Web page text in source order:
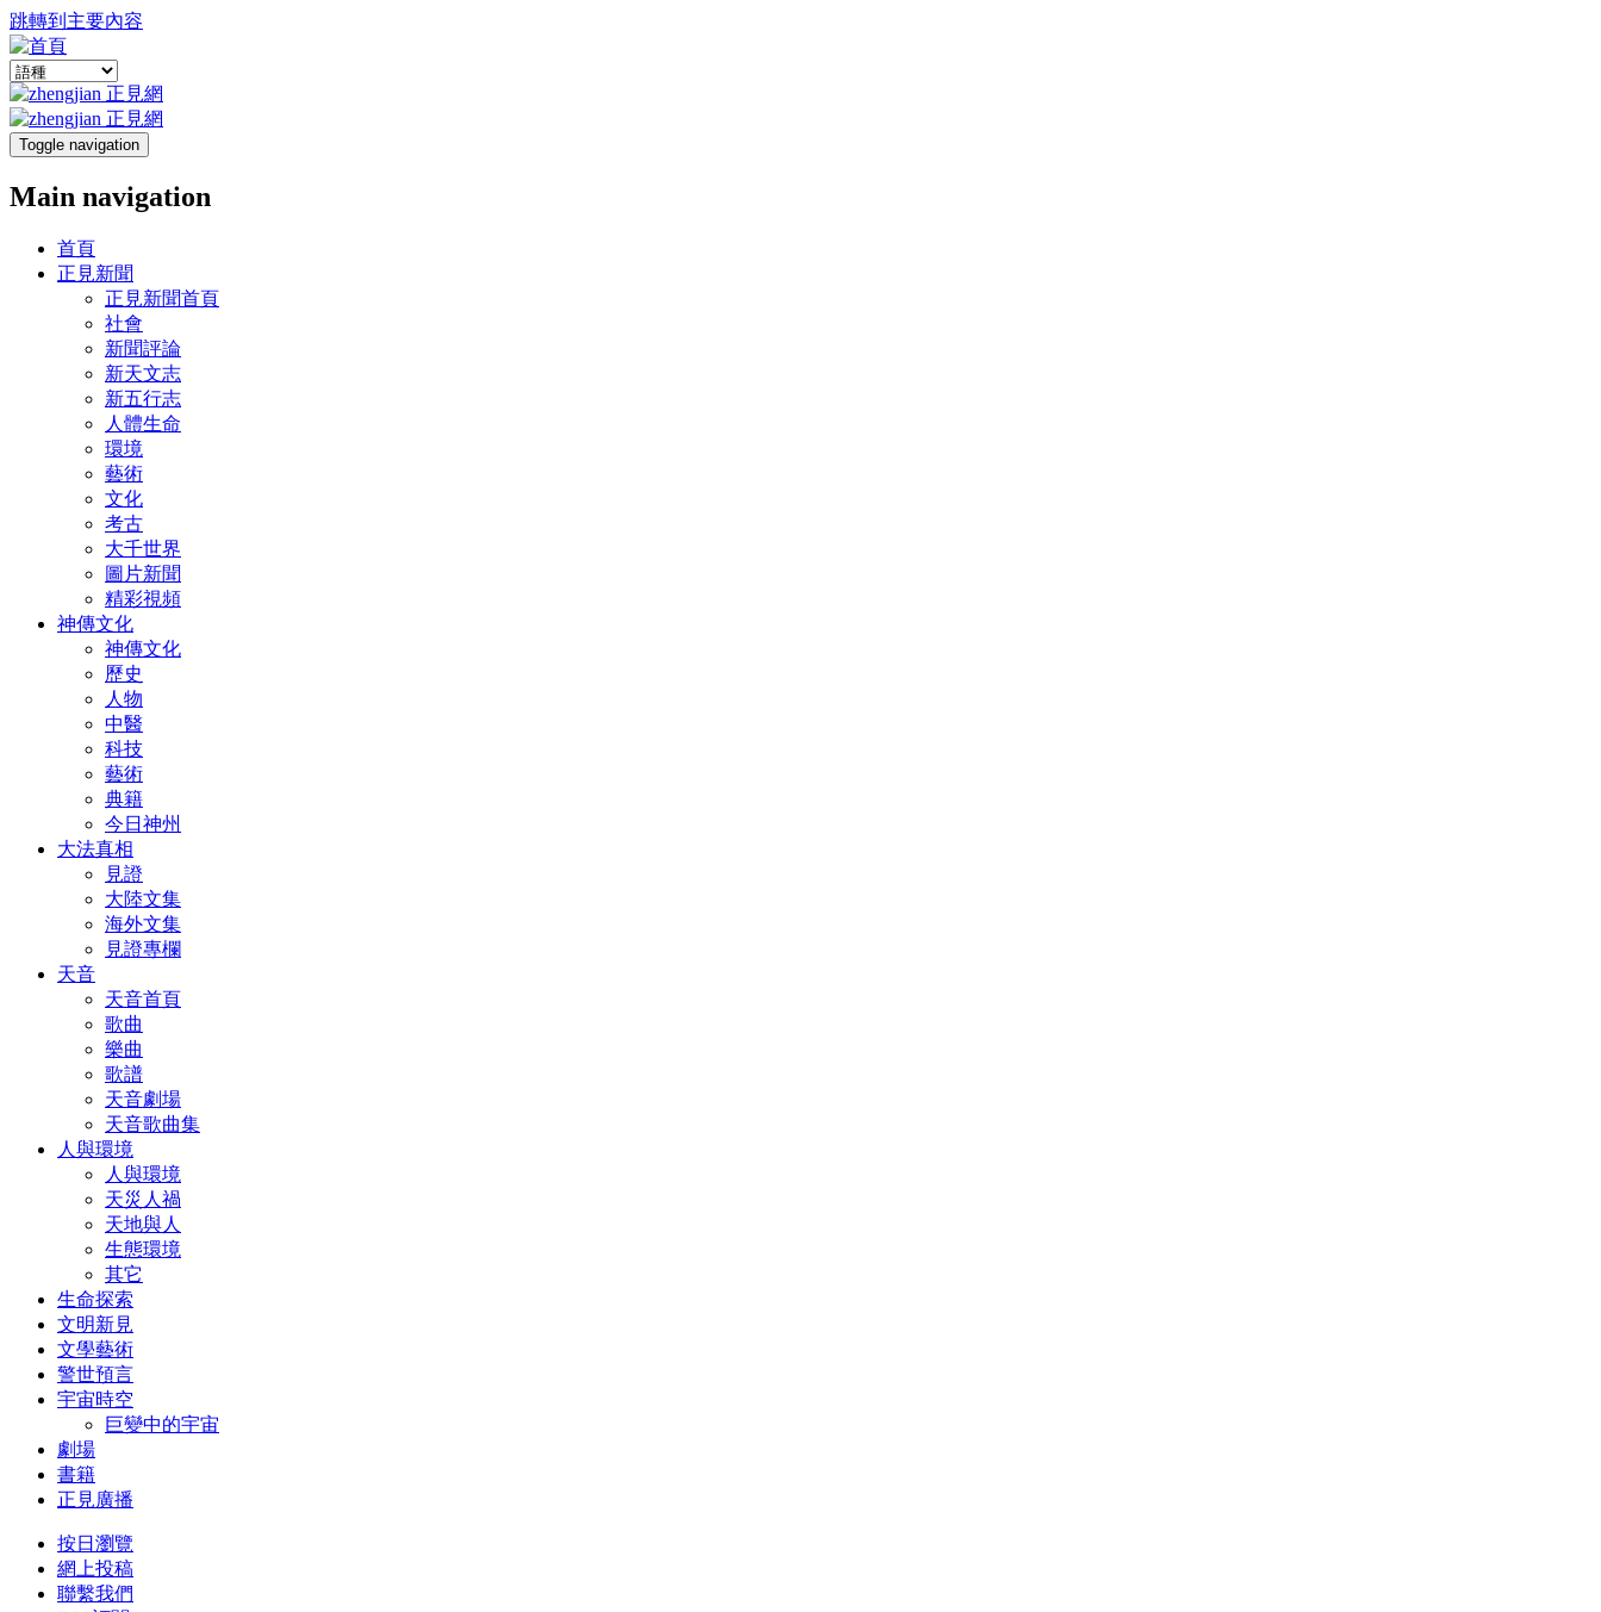
跳轉到主要內容
Toggle navigation
Main navigation
首頁
正見新聞
正見新聞首頁
社會
新聞評論
新天文志
新五行志
人體生命
環境
藝術
文化
考古
大千世界
圖片新聞
精彩視頻
神傳文化
神傳文化
歷史
人物
中醫
科技
藝術
典籍
今日神州
大法真相
見證
大陸文集
海外文集
見證專欄
天音
天音首頁
歌曲
樂曲
歌譜
天音劇場
天音歌曲集
人與環境
人與環境
天災人禍
天地與人
生態環境
其它
生命探索
文明新見
文學藝術
警世預言
宇宙時空
巨變中的宇宙
劇場
書籍
正見廣播
按日瀏覽
網上投稿
聯繫我們